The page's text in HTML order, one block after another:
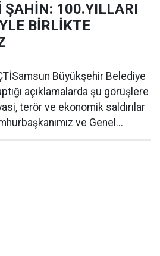
ŞAHİN: 100.YILLARI
BİRLİKTE
Büyükşehir Belediye
açıklamalarda şu görüşlere
terör ve ekonomik saldırılar
ve Genel...